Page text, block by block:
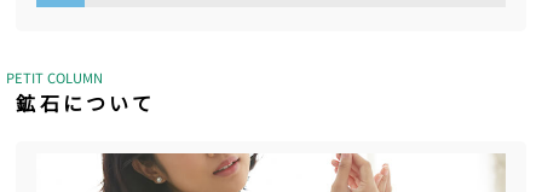
PETIT COLUMN
鉱石について